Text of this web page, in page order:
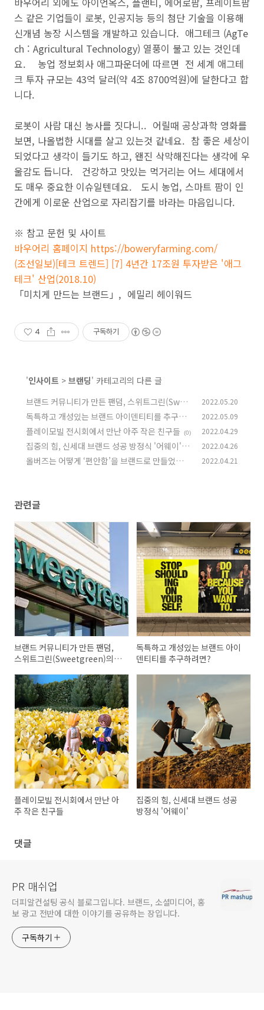
스 같은 기업들이 로봇, 인공지능 등의 첨단 기술을 이용해
신개념 농장 시스템을 개발하고 있습니다. 애그테크 (AgTe
ch : Agricultural Technology) 열풍이 불고 있는 것인데
요. 농업 정보회사 애그파운더에 따르면 전 세계 애그테
크 투자 규모는 43억 달러(약 4조 8700억원)에 달한다고 합
니다.
로봇이 사람 대신 농사를 짓다니.. 어릴때 공상과학 영화를
보면, 나올법한 시대를 살고 있는것 같네요. 참 좋은 세상이
되었다고 생각이 들기도 하고, 왠진 삭막해진다는 생각에 우
울감도 듭니다. 건강하고 맛있는 먹거리는 어느 세대에서
도 매우 중요한 이슈일텐데요. 도시 농업, 스마트 팜이 인
간에게 이로운 산업으로 자리잡기를 바라는 마음입니다.
※ 참고 문헌 및 사이트
바우어리 홈페이지 https://boweryfarming.com/
(조선일보)[테크 트렌드] [7] 4년간 17조원 투자받은 '애그
테크' 산업(2018.10)
「미치게 만드는 브랜드」, 에밀리 헤이워드
4 구독하기
'인사이트 > 브랜딩' 카테고리의 다른 글
브랜드 커뮤니티가 만든 팬덤, 스위트그린(Swee
tgreen)의 성장전략 (2)
2022.05.20
독특하고 개성있는 브랜드 아이덴티티를 추구하
려면?
(0)
2022.05.09
플레이모빌 전시회에서 만난 아주 작은 친구들 (0) 2022.04.29
집중의 힘, 신세대 브랜드 성공 방정식 '어웨이'
(0)
2022.04.26
올버즈는 어떻게 ‘편안함’을 브랜드로 만들었을까 2022.04.21
관련글
브랜드 커뮤니티가 만든 팬덤,
스위트그린(Sweetgreen)의
독특하고 개성있는 브랜드 아이
덴티티를 추구하려면?
플레이모빌 전시회에서 만난 아
주 작은 친구들
집중의 힘, 신세대 브랜드 성공
방정식 '어웨이'
댓글
PR 매쉬업
더피알컨설팅 공식 블로그입니다. 브랜드, 소셜미디어, 홍
보 광고 전반에 대한 이야기를 공유하는 장입니다.
구독하기